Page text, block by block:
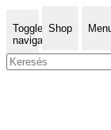
Toggle
navigation
Shop